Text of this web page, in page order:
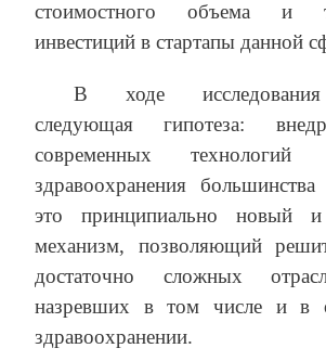
стоимостного объема и
инвестиций в стартапы данной
В ходе
следующая гипотеза:
современных
здравоохранения
это принципиально новый и
механизм, позволяющий
достаточно сложных
назревших в том числе и в
здравоохранении.